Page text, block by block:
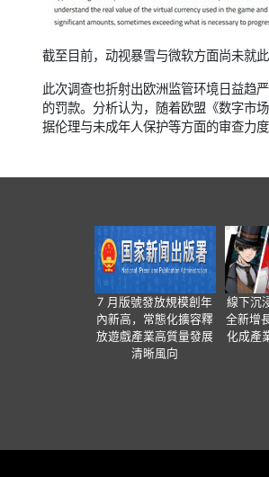
截至目前，动视暴雪与微软方面尚未就此
此次调查也折射出欧洲监管环境日益趋
的罚款。分析认为，随着欧盟《数字市
据伦理与未成年人保护等方面的审查力
7 月版號發放規模創年
內新高，常態化擴容釋
放遊戲產業高質量發展
清晰風向
線下沉
全新增
化成產